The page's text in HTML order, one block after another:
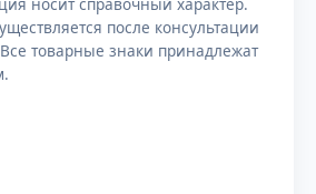
после консультации
товарные знаки принадлежат